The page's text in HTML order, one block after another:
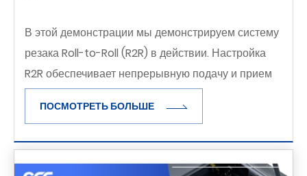
В этой демонстрации мы демонстрируем систему
резака Roll-to-Roll (R2R) в действии. Настройка
R2R обеспечивает непрерывную подачу и прием
рулонных носителей, что делает ее идеальной для
длительных работ и максимизации
ПОСМОТРЕТЬ БОЛЬШЕ